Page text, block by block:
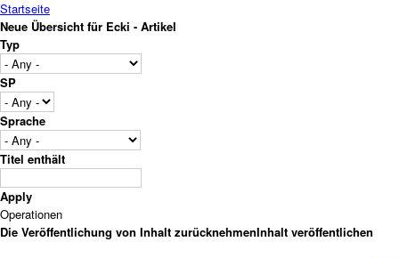
Startseite
Neue Übersicht für Ecki - Artikel
Typ
SP
Sprache
Titel enthält
Operationen